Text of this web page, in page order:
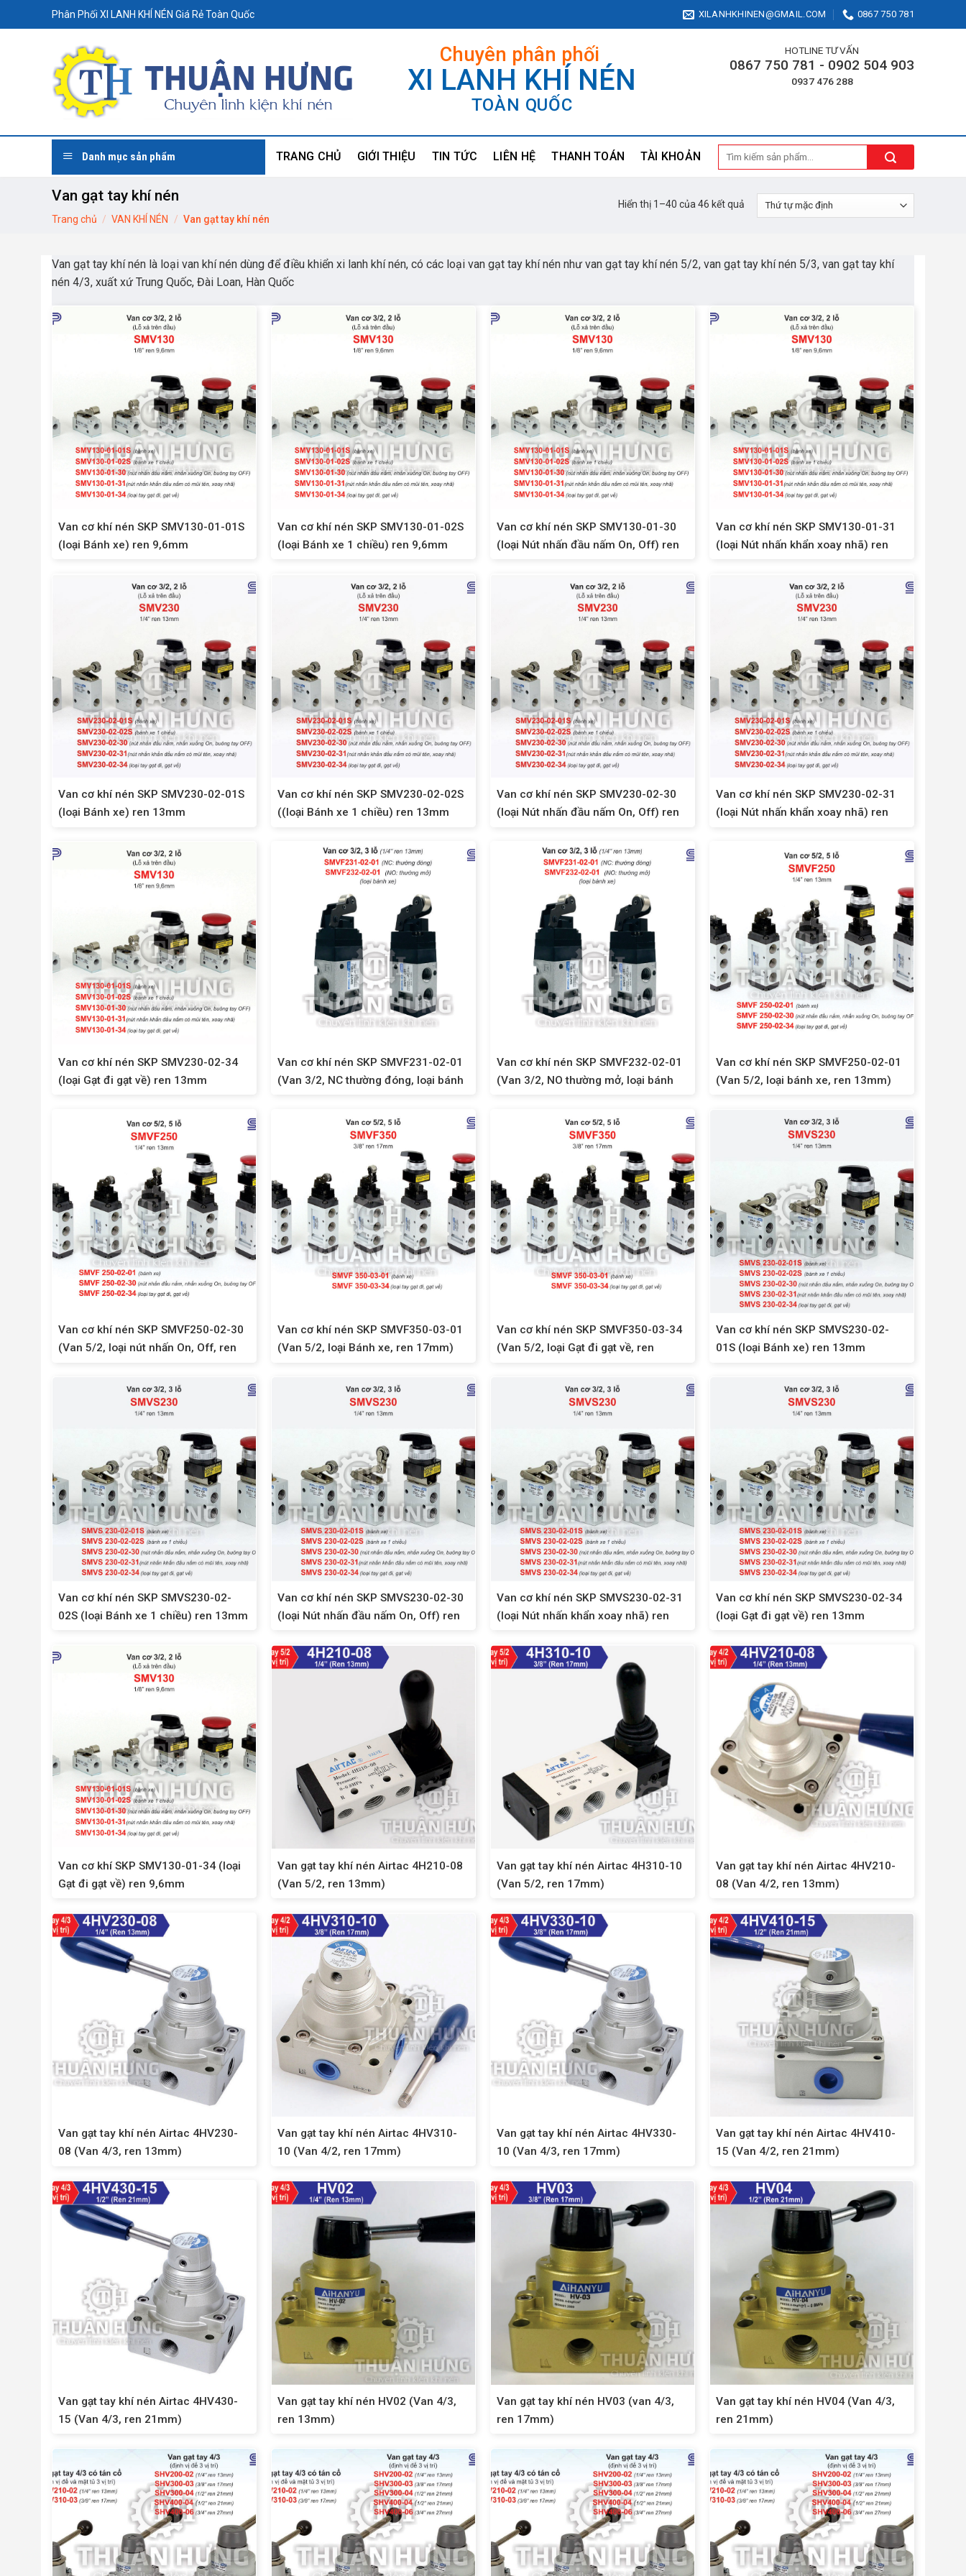
to
Phân Phối XI LANH KHÍ NÉN Giá Rẻ Toàn Quốc XILANHKHINEN@GMAIL.COM 0867 750 781
Chuyên phân phối
XI LANH KHÍ NÉN
TOÀN QUỐC
HOTLINE TƯ VẤN
0867 750 781 - 0902 504 903
0937 476 288
Danh mục sản phẩm TRANG CHỦ GIỚI THIỆU TIN TỨC LIÊN HỆ THANH TOÁN TÀI KHOẢN
Tìm
kiếm:
Van gạt tay khí nén
Trang chủ / VAN KHÍ NÉN / Van gạt tay khí nén
Hiển thị 1–40 của 46 kết quả
Van gạt tay khí nén là loại van khí nén dùng để điều khiển xi lanh khí nén, có các loại van gạt tay khí nén như van gạt tay khí nén 5/2, van gạt tay khí nén 5/3, van gạt tay khí
nén 4/3, xuất xứ Trung Quốc, Đài Loan, Hàn Quốc
Van cơ khí nén SKP SMV130-01-01S
(loại Bánh xe) ren 9,6mm
Van cơ khí nén SKP SMV130-01-02S
(loại Bánh xe 1 chiều) ren 9,6mm
Van cơ khí nén SKP SMV130-01-30
(loại Nút nhấn đầu nấm On, Off) ren
Van cơ khí nén SKP SMV130-01-31
(loại Nút nhấn khẩn xoay nhã) ren
Van cơ khí nén SKP SMV230-02-01S
(loại Bánh xe) ren 13mm
Van cơ khí nén SKP SMV230-02-02S
((loại Bánh xe 1 chiều) ren 13mm
Van cơ khí nén SKP SMV230-02-30
(loại Nút nhấn đầu nấm On, Off) ren
Van cơ khí nén SKP SMV230-02-31
(loại Nút nhấn khẩn xoay nhã) ren
Van cơ khí nén SKP SMV230-02-34
(loại Gạt đi gạt về) ren 13mm
Van cơ khí nén SKP SMVF231-02-01
(Van 3/2, NC thường đóng, loại bánh
Van cơ khí nén SKP SMVF232-02-01
(Van 3/2, NO thường mở, loại bánh
Van cơ khí nén SKP SMVF250-02-01
(Van 5/2, loại bánh xe, ren 13mm)
Van cơ khí nén SKP SMVF250-02-30
(Van 5/2, loại nút nhấn On, Off, ren
Van cơ khí nén SKP SMVF350-03-01
(Van 5/2, loại Bánh xe, ren 17mm)
Van cơ khí nén SKP SMVF350-03-34
(Van 5/2, loại Gạt đi gạt về, ren
Van cơ khí nén SKP SMVS230-02-
01S (loại Bánh xe) ren 13mm
Van cơ khí nén SKP SMVS230-02-
02S (loại Bánh xe 1 chiều) ren 13mm
Van cơ khí nén SKP SMVS230-02-30
(loại Nút nhấn đầu nấm On, Off) ren
Van cơ khí nén SKP SMVS230-02-31
(loại Nút nhấn khẩn xoay nhã) ren
Van cơ khí nén SKP SMVS230-02-34
(loại Gạt đi gạt về) ren 13mm
Van cơ khí SKP SMV130-01-34 (loại
Gạt đi gạt về) ren 9,6mm
Van gạt tay khí nén Airtac 4H210-08
(Van 5/2, ren 13mm)
Van gạt tay khí nén Airtac 4H310-10
(Van 5/2, ren 17mm)
Van gạt tay khí nén Airtac 4HV210-
08 (Van 4/2, ren 13mm)
Van gạt tay khí nén Airtac 4HV230-
08 (Van 4/3, ren 13mm)
Van gạt tay khí nén Airtac 4HV310-
10 (Van 4/2, ren 17mm)
Van gạt tay khí nén Airtac 4HV330-
10 (Van 4/3, ren 17mm)
Van gạt tay khí nén Airtac 4HV410-
15 (Van 4/2, ren 21mm)
Van gạt tay khí nén Airtac 4HV430-
15 (Van 4/3, ren 21mm)
Van gạt tay khí nén HV02 (Van 4/3,
ren 13mm)
Van gạt tay khí nén HV03 (van 4/3,
ren 17mm)
Van gạt tay khí nén HV04 (Van 4/3,
ren 21mm)